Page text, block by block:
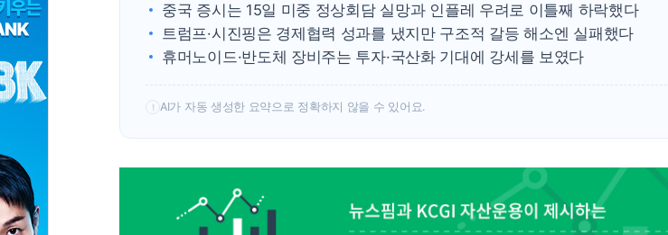
[사진] 빈살만과 에
이란와이어 "이란
남동발전, 해남군
[인도증시] 중동
중국 증시는 15일 미중 정상회담 실망과 인플레 우려로 이틀째 하락했다
트럼프·시진핑은 경제협력 성과를 냈지만 구조적 갈등 해소엔 실패했다
휴머노이드·반도체 장비주는 투자·국산화 기대에 강세를 보였다
! AI가 자동 생성한 요약으로 정확하지 않을 수 있어요.